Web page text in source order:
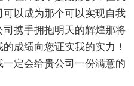
以成为那个可以实现自我
携手拥抱明天的辉煌那将
成绩向您证实我的实力！
定会给贵公司一份满意的